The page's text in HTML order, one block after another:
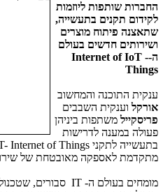
החברות שותפות ליוזמות
לקידום תקנים בתעשייה,
שתאצנה פיתוח מוצרים
ושירותים חדשים בעולם
ה-IoT -
Internet of
Things
ענקית התוכנה והמחשוב
אורקל וענקית השבבים
פריסקייל משתפות ביניהן
פעולה במענה לדרישות
בתעשייה לתקני Internet of Things
מתקדמת לאספקה מאובטחת של
מומחים בעולם ה- IT סבורים,